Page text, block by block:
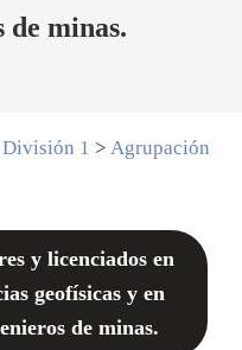
de minas.
División 1 > Agrupación
y licenciados en
geofísicas y en
de minas.